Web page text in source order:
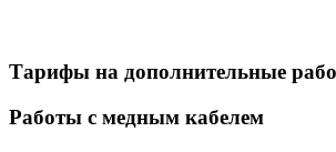
Тарифы на дополнительные
Работы с медным кабелем